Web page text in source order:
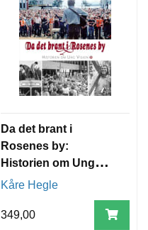
Da det brant i
Rosenes by:
Historien om Ung
Visjon
Kåre Hegle
349,00